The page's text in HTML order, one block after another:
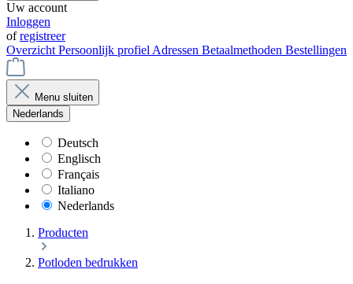
Uw account
Inloggen
ofregistreer
Overzicht Persoonlijk profiel Adressen Betaalmethoden Bestellingen
Menu sluiten
Nederlands
Deutsch
Englisch
Français
Italiano
Nederlands
Producten
Potloden bedrukken